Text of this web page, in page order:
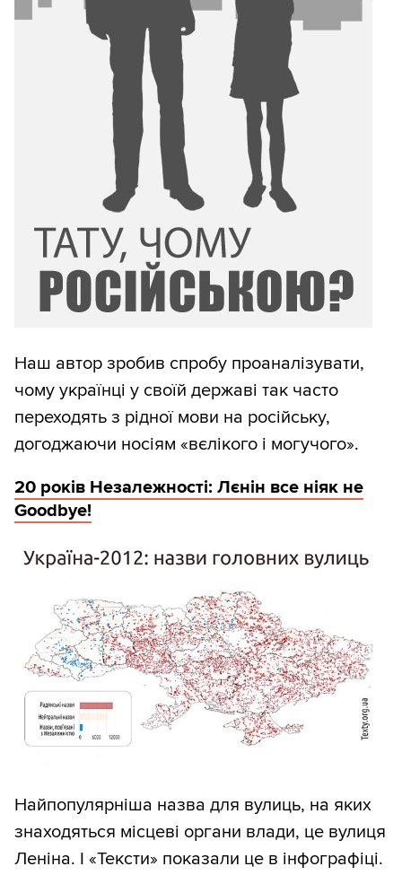
Наш автор зробив спробу проаналізувати,
чому українці у своїй державі так часто
переходять з рідної мови на російську,
догоджаючи носіям «вєлікого і могучого».
20 років Незалежності: Лєнін все ніяк не
Goodbye!
Найпопулярніша назва для вулиць, на яких
знаходяться місцеві органи влади, це вулиця
Леніна. І «Тексти» показали це в інфографіці.